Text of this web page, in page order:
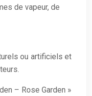
de vapeur, de
ou artificiels et
– Rose Garden »